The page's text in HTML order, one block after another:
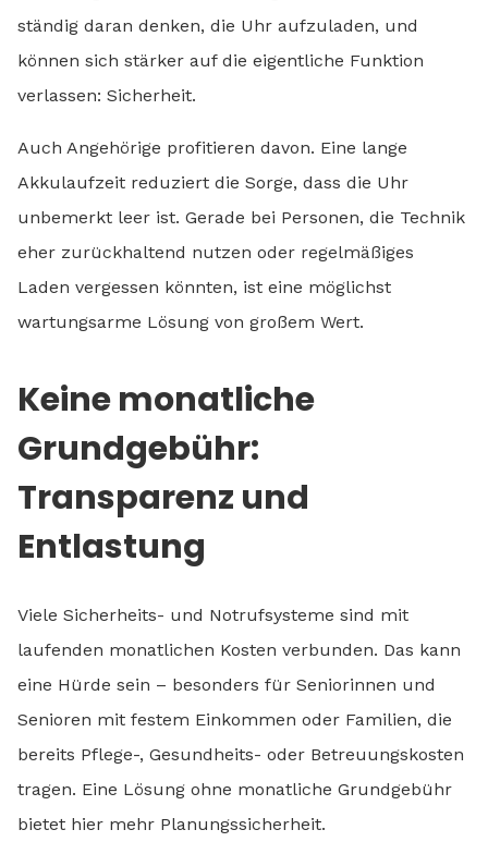
ständig daran denken, die Uhr aufzuladen, und
können sich stärker auf die eigentliche Funktion
verlassen: Sicherheit.
Auch Angehörige profitieren davon. Eine lange
Akkulaufzeit reduziert die Sorge, dass die Uhr
unbemerkt leer ist. Gerade bei Personen, die Technik
eher zurückhaltend nutzen oder regelmäßiges
Laden vergessen könnten, ist eine möglichst
wartungsarme Lösung von großem Wert.
Keine monatliche
Grundgebühr:
Transparenz und
Entlastung
Viele Sicherheits- und Notrufsysteme sind mit
laufenden monatlichen Kosten verbunden. Das kann
eine Hürde sein – besonders für Seniorinnen und
Senioren mit festem Einkommen oder Familien, die
bereits Pflege-, Gesundheits- oder Betreuungskosten
tragen. Eine Lösung ohne monatliche Grundgebühr
bietet hier mehr Planungssicherheit.